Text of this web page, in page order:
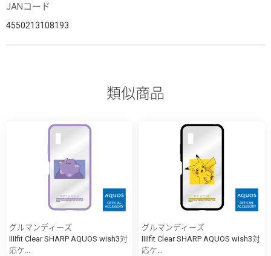
JANコード
4550213108193
類似商品
グルマンディーズ
IIIIfit Clear SHARP AQUOS wish3対
応ケ...
グルマンディーズ
IIIIfit Clear SHARP AQUOS wish3対
応ケ...